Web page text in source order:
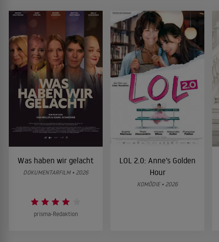
Was haben wir gelacht
DOKUMENTARFILM • 2026
prisma-Redaktion
LOL 2.0: Anne’s Golden
Hour
KOMÖDIE • 2026